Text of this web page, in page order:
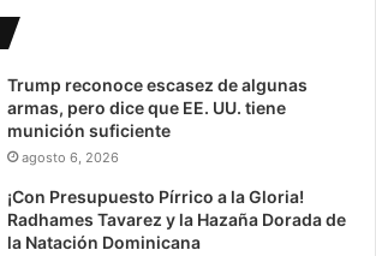
Trump reconoce escasez de algunas
armas, pero dice que EE. UU. tiene
munición suficiente
agosto 6, 2026
¡Con Presupuesto Pírrico a la Gloria!
Radhames Tavarez y la Hazaña Dorada de
la Natación Dominicana